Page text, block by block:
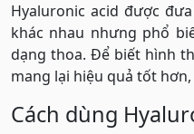
Hyaluronic acid được
khác nhau nhưng phổ
dạng thoa. Để biết hình
mang lại hiệu quả tốt
Cách dùng